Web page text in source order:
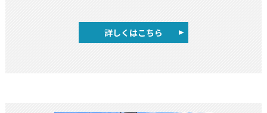
詳しくはこちら